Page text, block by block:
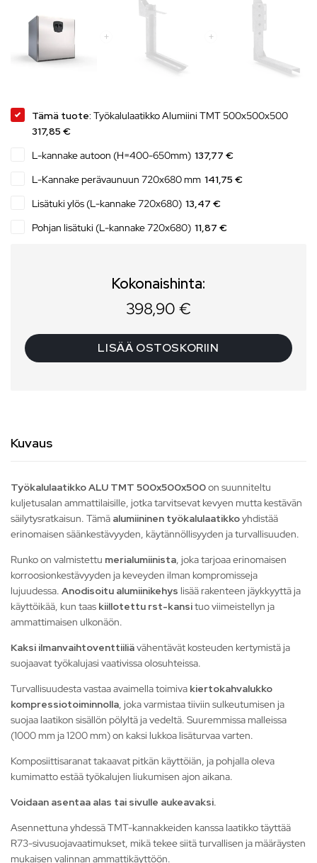
Tämä tuote: Työkalulaatikko Alumiini TMT 500x500x500
317,85 €
L-kannake autoon (H=400-650mm) 137,77 €
L-Kannake perävaunuun 720x680 mm 141,75 €
Lisätuki ylös (L-kannake 720x680) 13,47 €
Pohjan lisätuki (L-kannake 720x680) 11,87 €
Kokonaishinta:
398,90 €
LISÄÄ OSTOSKORIIN
Kuvaus
Työkalulaatikko ALU TMT 500x500x500on suunniteltu
kuljetusalan ammattilaisille, jotka tarvitsevat kevyen mutta kestävän
säilytysratkaisun. Tämä alumiininen työkalulaatikkoyhdistää
erinomaisen säänkestävyyden, käytännöllisyyden ja turvallisuuden.
Runko on valmistettu merialumiinista, joka tarjoaa erinomaisen
korroosionkestävyyden ja keveyden ilman kompromisseja
lujuudessa. Anodisoitu alumiinikehys lisää rakenteen jäykkyyttä ja
käyttöikää, kun taas kiillotettu rst-kansituo viimeistellyn ja
ammattimaisen ulkonäön.
Kaksi ilmanvaihtoventtiiliävähentävät kosteuden kertymistä ja
suojaavat työkalujasi vaativissa olosuhteissa.
Turvallisuudesta vastaa avaimella toimiva kiertokahvalukko
kompressiotoiminnolla, joka varmistaa tiiviin sulkeutumisen ja
suojaa laatikon sisällön pölyltä ja vedeltä. Suuremmissa malleissa
(1000 mm ja 1200 mm) on kaksi lukkoa lisäturvaa varten.
Komposiittisaranat takaavat pitkän käyttöiän, ja pohjalla oleva
kumimatto estää työkalujen liukumisen ajon aikana.
Voidaan asentaa alas tai sivulle aukeavaksi.
Asennettuna yhdessä TMT-kannakkeiden kanssa laatikko täyttää
R73-sivusuojavaatimukset, mikä tekee siitä turvallisen ja määräysten
mukaisen valinnan ammattikäyttöön.